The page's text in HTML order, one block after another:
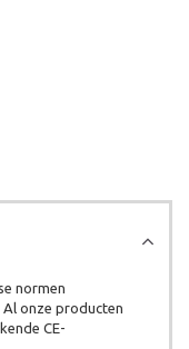
normen
onze producten
CE-